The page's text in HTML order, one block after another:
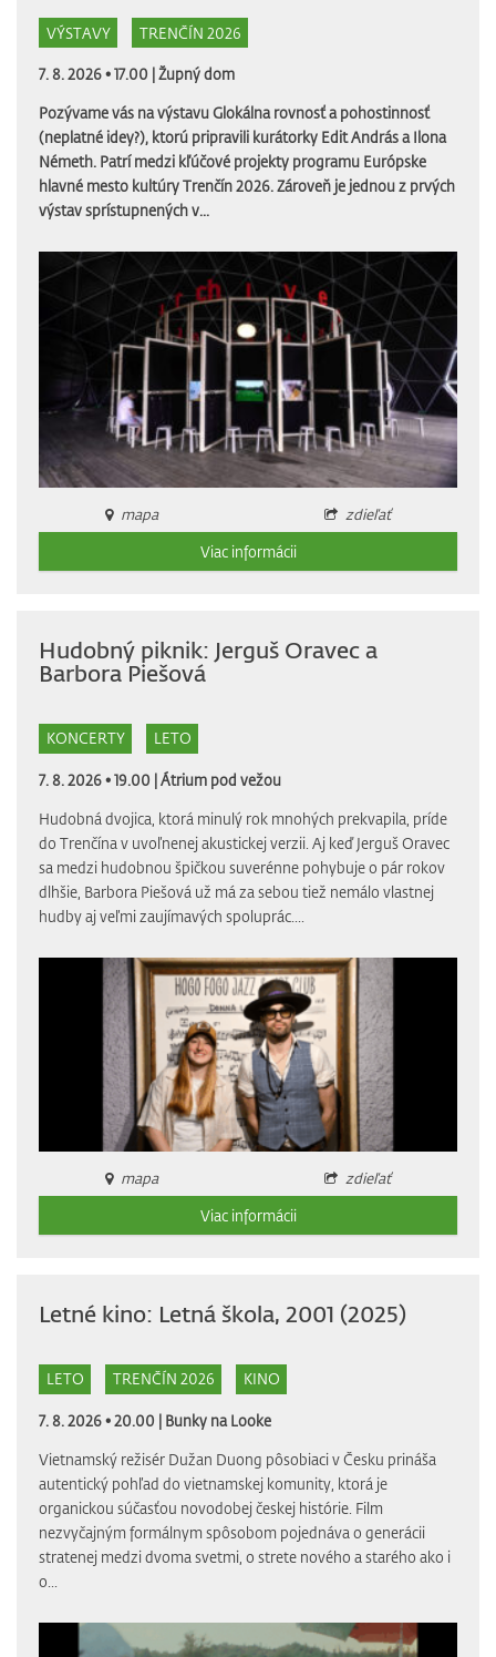
VÝSTAVY TRENČÍN 2026
7. 8. 2026 • 17.00 |Župný dom
Pozývame vás na výstavu Glokálna rovnosť a pohostinnosť
(neplatné idey?), ktorú pripravili kurátorky Edit András a Ilona
Németh. Patrí medzi kľúčové projekty programu Európske
hlavné mesto kultúry Trenčín 2026. Zároveň je jednou z prvých
výstav sprístupnených v...
mapa
zdieľať
Viac informácii
Hudobný piknik: Jerguš Oravec a
Barbora Piešová
KONCERTY LETO
7. 8. 2026 • 19.00 |Átrium pod vežou
Hudobná dvojica, ktorá minulý rok mnohých prekvapila, príde
do Trenčína v uvoľnenej akustickej verzii. Aj keď Jerguš Oravec
sa medzi hudobnou špičkou suverénne pohybuje o pár rokov
dlhšie, Barbora Piešová už má za sebou tiež nemálo vlastnej
hudby aj veľmi zaujímavých spoluprác....
mapa
zdieľať
Viac informácii
Letné kino: Letná škola, 2001 (2025)
LETO TRENČÍN 2026 KINO
7. 8. 2026 • 20.00 | Bunky na Looke
Vietnamský režisér Dužan Duong pôsobiaci v Česku prináša
autentický pohľad do vietnamskej komunity, ktorá je
organickou súčasťou novodobej českej histórie. Film
nezvyčajným formálnym spôsobom pojednáva o generácii
stratenej medzi dvoma svetmi, o strete nového a starého ako i
o...